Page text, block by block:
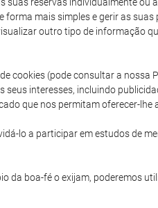
mais simples e gerir as
outro tipo de informação
cookies (pode consultar a nossa
interesses, incluindo
que nos permitam oferecer-lhe
lo a participar em estudos de
da boa-fé o exijam,